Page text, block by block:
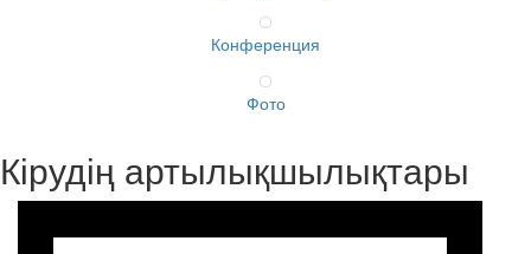
Конференция
Фото
Кірудің артылықшылықтары